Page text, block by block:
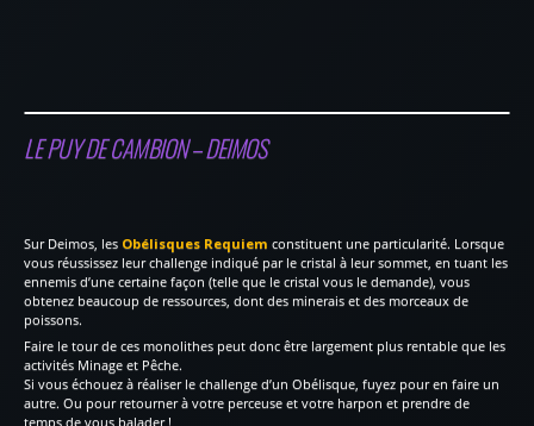
LE PUY DE CAMBION – DEIMOS
Sur Deimos, les Obélisques Requiem constituent une particularité. Lorsque
vous réussissez leur challenge indiqué par le cristal à leur sommet, en tuant les
ennemis d’une certaine façon (telle que le cristal vous le demande), vous
obtenez beaucoup de ressources, dont des minerais et des morceaux de
poissons.
Faire le tour de ces monolithes peut donc être largement plus rentable que les
activités Minage et Pêche.
Si vous échouez à réaliser le challenge d’un Obélisque, fuyez pour en faire un
autre. Ou pour retourner à votre perceuse et votre harpon et prendre de
temps de vous balader !